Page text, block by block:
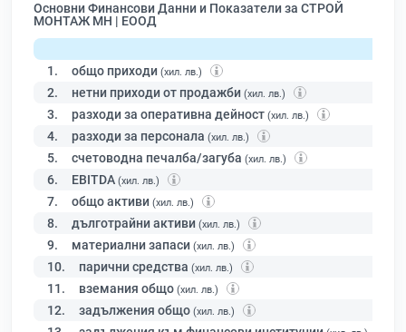
Основни Финансови Данни и Показатели за СТРОЙ
МОНТАЖ МН | ЕООД
1. общо приходи (хил. лв.)
2. нетни приходи от продажби (хил. лв.)
3. разходи за оперативна дейност (хил. лв.)
4. разходи за персонала (хил. лв.)
5. счетоводна печалба/загуба (хил. лв.)
6. EBITDA (хил. лв.)
7. общо активи (хил. лв.)
8. дълготрайни активи (хил. лв.)
9. материални запаси (хил. лв.)
10. парични средства (хил. лв.)
11. вземания общо (хил. лв.)
12. задължения общо (хил. лв.)